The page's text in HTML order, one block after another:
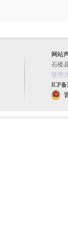
网站
石楼
使用
ICP